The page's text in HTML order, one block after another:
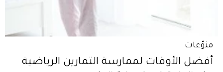
منوّعات
أفضل الأوقات لممارسة التمارين الرياضية